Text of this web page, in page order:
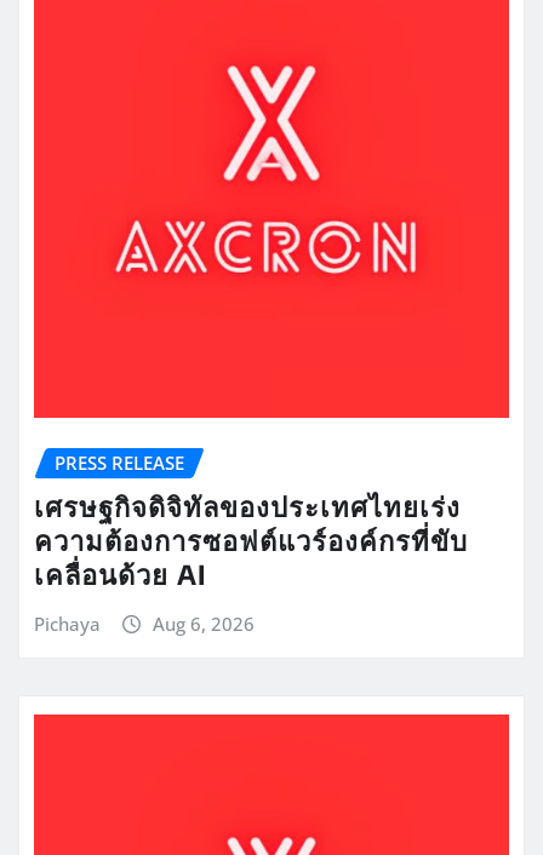
PRESS RELEASE
เศรษฐกิจดิจิทัลของประเทศไทยเร่ง
ความต้องการซอฟต์แวร์องค์กรที่ขับ
เคลื่อนด้วย AI
Pichaya Aug 6, 2026